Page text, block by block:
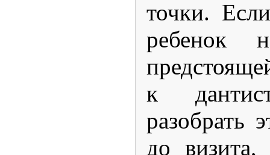
точки.
ребенок
к
разобрать
до